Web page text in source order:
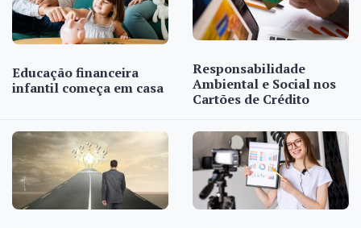
Educação financeira
infantil começa em casa
Responsabilidade
Ambiental e Social nos
Cartões de Crédito